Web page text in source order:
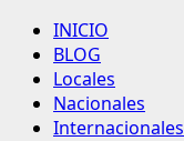
INICIO
BLOG
Locales
Nacionales
Internacionales